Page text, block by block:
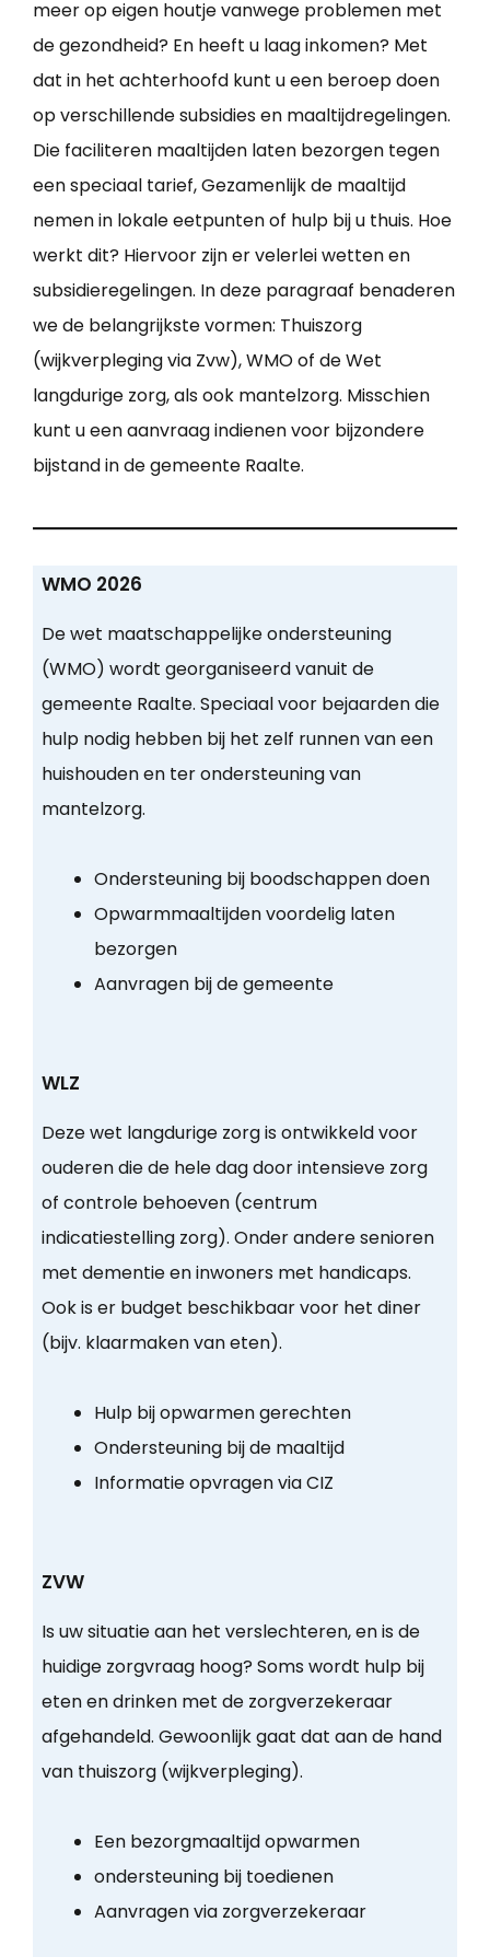
meer op eigen houtje vanwege problemen met
de gezondheid? En heeft u laag inkomen? Met
dat in het achterhoofd kunt u een beroep doen
op verschillende subsidies en maaltijdregelingen.
Die faciliteren maaltijden laten bezorgen tegen
een speciaal tarief, Gezamenlijk de maaltijd
nemen in lokale eetpunten of hulp bij u thuis. Hoe
werkt dit? Hiervoor zijn er velerlei wetten en
subsidieregelingen. In deze paragraaf benaderen
we de belangrijkste vormen: Thuiszorg
(wijkverpleging via Zvw), WMO of de Wet
langdurige zorg, als ook mantelzorg. Misschien
kunt u een aanvraag indienen voor bijzondere
bijstand in de gemeente Raalte.
WMO 2026
De wet maatschappelijke ondersteuning
(WMO) wordt georganiseerd vanuit de
gemeente Raalte. Speciaal voor bejaarden die
hulp nodig hebben bij het zelf runnen van een
huishouden en ter ondersteuning van
mantelzorg.
Ondersteuning bij boodschappen doen
Opwarmmaaltijden voordelig laten
bezorgen
Aanvragen bij de gemeente
WLZ
Deze wet langdurige zorg is ontwikkeld voor
ouderen die de hele dag door intensieve zorg
of controle behoeven (centrum
indicatiestelling zorg). Onder andere senioren
met dementie en inwoners met handicaps.
Ook is er budget beschikbaar voor het diner
(bijv. klaarmaken van eten).
Hulp bij opwarmen gerechten
Ondersteuning bij de maaltijd
Informatie opvragen via CIZ
ZVW
Is uw situatie aan het verslechteren, en is de
huidige zorgvraag hoog? Soms wordt hulp bij
eten en drinken met de zorgverzekeraar
afgehandeld. Gewoonlijk gaat dat aan de hand
van thuiszorg (wijkverpleging).
Een bezorgmaaltijd opwarmen
ondersteuning bij toedienen
Aanvragen via zorgverzekeraar